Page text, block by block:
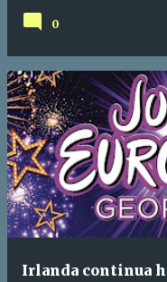
0
Irlanda continua